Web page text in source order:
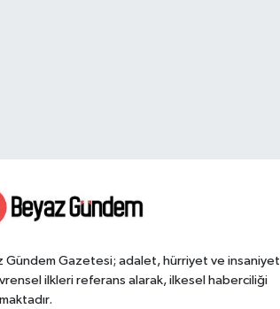
Gündem Gazetesi; adalet, hürriyet ve insaniyet
ilkleri referans alarak, ilkesel haberciliği